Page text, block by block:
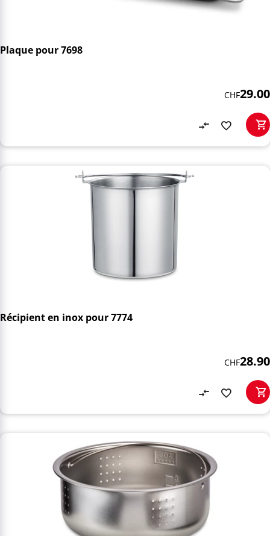
Plaque pour 7698
CHF29.00
Récipient en inox pour 7774
CHF28.90